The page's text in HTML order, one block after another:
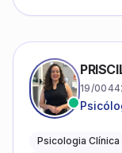
19/
Psicologia Clínica